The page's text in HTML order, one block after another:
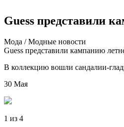
Guess представили
Мoдa / Мoдныe нoвoсти
Guess прeдстaвили кампанию
В коллекцию вошли сандалии-
30 Мая
1 из 4